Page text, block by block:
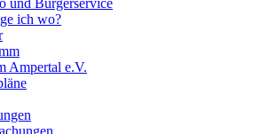
und Bürgerservice
ich wo?
Ampertal e.V.